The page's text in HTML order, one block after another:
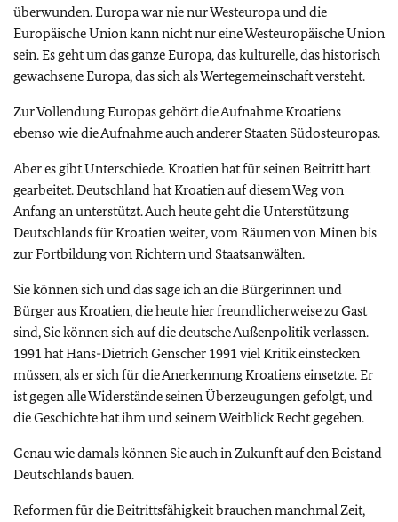
überwunden. Europa war nie nur Westeuropa und die
Europäische Union kann nicht nur eine Westeuropäische Union
sein. Es geht um das ganze Europa, das kulturelle, das historisch
gewachsene Europa, das sich als Wertegemeinschaft versteht.
Zur Vollendung Europas gehört die Aufnahme Kroatiens
ebenso wie die Aufnahme auch anderer Staaten Südosteuropas.
Aber es gibt Unterschiede. Kroatien hat für seinen Beitritt hart
gearbeitet. Deutschland hat Kroatien auf diesem Weg von
Anfang an unterstützt.Auch heute geht die Unterstützung
Deutschlands für Kroatien weiter, vom Räumen von Minen bis
zur Fortbildung von Richtern und Staatsanwälten.
Sie können sich und das sage ich an die Bürgerinnen und
Bürger aus Kroatien, die heute hier freundlicherweise zu Gast
sind, Sie können sich auf die deutsche Außenpolitik verlassen.
1991 hat Hans-Dietrich Genscher 1991 viel Kritik einstecken
müssen, als er sich für die Anerkennung Kroatiens einsetzte. Er
ist gegen alle Widerstände seinen Überzeugungen gefolgt, und
die Geschichte hat ihm und seinem Weitblick Recht gegeben.
Genau wie damalskönnen Sie auch in Zukunft auf den Beistand
Deutschlands bauen.
Reformen für die Beitrittsfähigkeit brauchen manchmal Zeit,